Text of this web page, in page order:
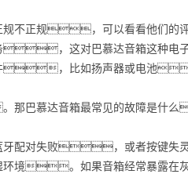
不正规，可以看看他们的
，这对巴慕达音箱这种电
，比如扬声器或电池
巴慕达音箱最常见的故障是什
牙配对失败，或者按键失
。如果音箱经常暴露在灰